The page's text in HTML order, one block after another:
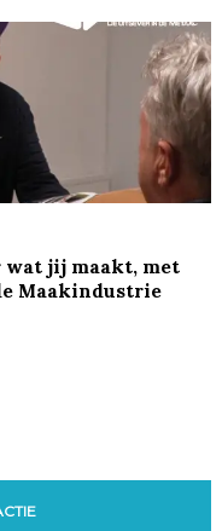
wat jij maakt, met
Maakindustrie